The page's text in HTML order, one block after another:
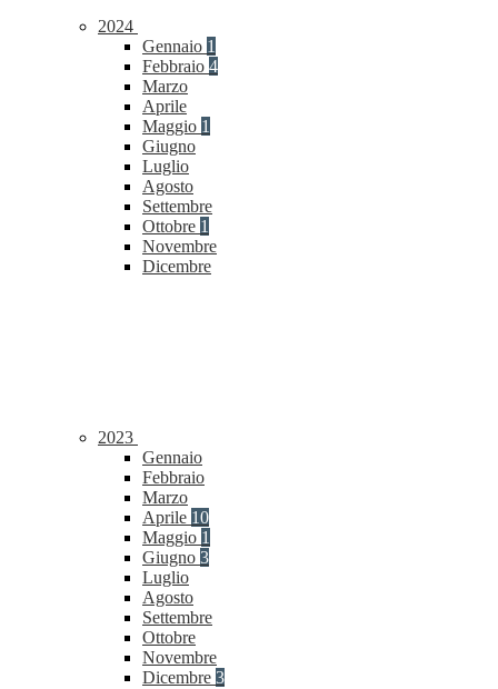
2024
Gennaio 1
Febbraio 4
Marzo
Aprile
Maggio 1
Giugno
Luglio
Agosto
Settembre
Ottobre 1
Novembre
Dicembre
2023
Gennaio
Febbraio
Marzo
Aprile 10
Maggio 1
Giugno 3
Luglio
Agosto
Settembre
Ottobre
Novembre
Dicembre 3